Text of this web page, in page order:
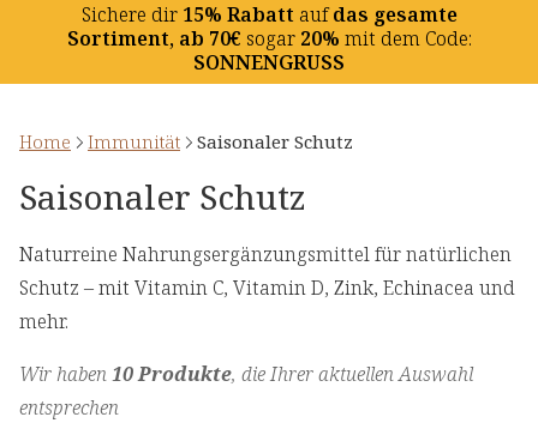
Sichere dir15% Rabatt aufdas gesamte
Sortiment, ab 70€ sogar20% mit dem Code:
SONNENGRUSS
Home Immunität Saisonaler Schutz
Saisonaler Schutz
Naturreine Nahrungsergänzungsmittel für natürlichen
Schutz – mit Vitamin C, Vitamin D, Zink, Echinacea und
mehr.
Wir haben10 Produkte, die Ihrer aktuellen Auswahl
entsprechen